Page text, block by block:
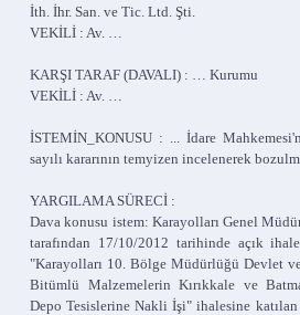
İth. İhr. San. ve Tic. Ltd. Şti.
VEKİLİ : Av. …
KARŞI TARAF (DAVALI) : … Kurumu
VEKİLİ : Av. …
İSTEMİN_KONUSU : ... İdare
sayılı kararının temyizen incelenerek
YARGILAMA SÜRECİ :
Dava konusu istem: Karayolları Genel
tarafından 17/10/2012 tarihinde açık
"Karayolları 10. Bölge Müdürlüğü Devlet
Bitümlü Malzemelerin Kırıkkale ve
Depo Tesislerine Nakli İşi" ihalesine katılan